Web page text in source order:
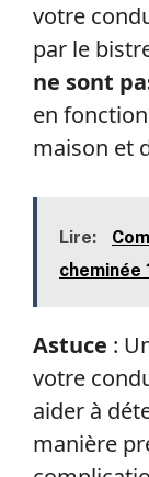
votre
par le
ne sont
en
maison et
Lire:
cheminée
Astuce :
votre
aider à
manière